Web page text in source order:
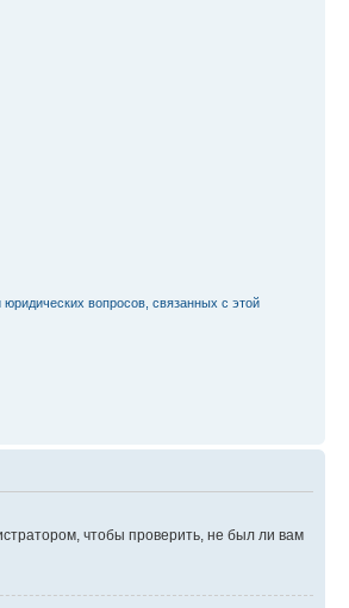
вопросов, связанных с этой
чтобы проверить, не был ли вам